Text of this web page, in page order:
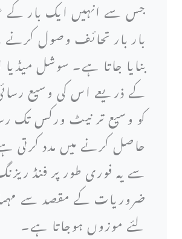
جس سے انہیں ایک بار کے
بار بار تحائف وصول
بنایا جاتا ہے۔ سوشل
کے ذریعے اس کی وسیع
کو وسیع تر نیٹ ورکس تک
حاصل کرنے میں مدد کرتی
سے یہ فوری طور پر فنڈ
ضروریات کے مقصد سے
لئے موزوں ہوجاتا ہے۔